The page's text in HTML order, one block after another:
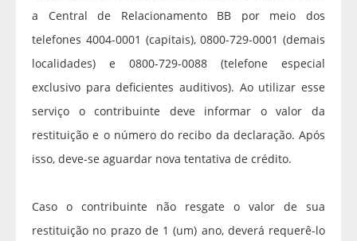
a Central de Relacionamento BB por meio dos
telefones 4004-0001 (capitais), 0800-729-0001 (demais
localidades) e 0800-729-0088 (telefone especial
exclusivo para deficientes auditivos). Ao utilizar esse
serviço o contribuinte deve informar o valor da
restituição e o número do recibo da declaração. Após
isso, deve-se aguardar nova tentativa de crédito.
Caso o contribuinte não resgate o valor de sua
restituição no prazo de 1 (um) ano, deverá requerê-lo